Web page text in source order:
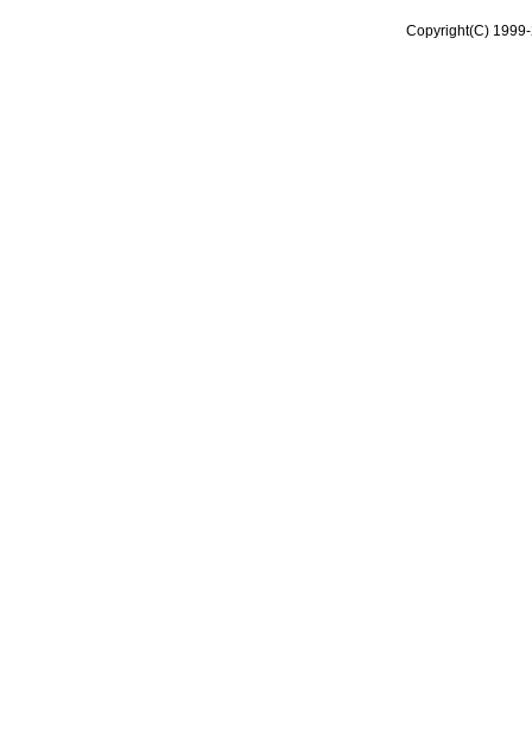
Copyright(C)